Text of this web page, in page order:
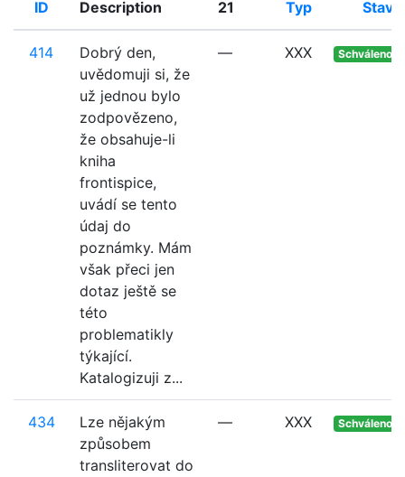
ID Description
21
Typ Stav
414
Dobrý den,
uvědomuji si, že
už jednou bylo
zodpovězeno,
že obsahuje-li
kniha
frontispice,
uvádí se tento
údaj do
poznámky. Mám
však přeci jen
dotaz ještě se
této
problematikly
týkající.
Katalogizuji z...
— XXX Schváleno
434
Lze nějakým
způsobem
transliterovat do
— XXX Schváleno